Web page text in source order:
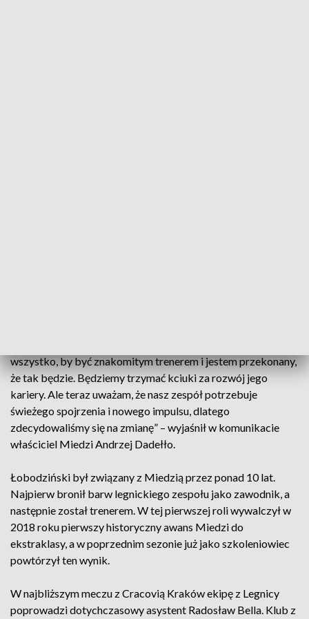
wszystko, by być znakomitym trenerem i jestem przekonany,
że tak będzie. Będziemy trzymać kciuki za rozwój jego
kariery. Ale teraz uważam, że nasz zespół potrzebuje
świeżego spojrzenia i nowego impulsu, dlatego
zdecydowaliśmy się na zmianę” – wyjaśnił w komunikacie
właściciel Miedzi Andrzej Dadełło.
Łobodziński był związany z Miedzią przez ponad 10 lat.
Najpierw bronił barw legnickiego zespołu jako zawodnik, a
następnie został trenerem. W tej pierwszej roli wywalczył w
2018 roku pierwszy historyczny awans Miedzi do
ekstraklasy, a w poprzednim sezonie już jako szkoleniowiec
powtórzył ten wynik.
W najbliższym meczu z Cracovią Kraków ekipę z Legnicy
poprowadzi dotychczasowy asystent Radosław Bella. Klub z